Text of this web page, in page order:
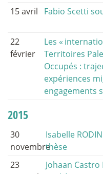
15 avril
Fabio Scetti
22
février
Les «
Territoires
Occupés :
expériences
engagements
2015
30
novembre
Isabelle
thèse
23
Johaan